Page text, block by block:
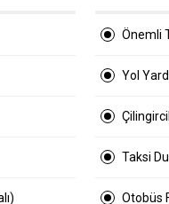
Önemli
Yol
Taksi
Otobüs